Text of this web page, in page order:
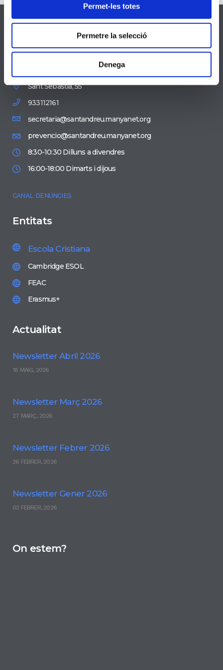
Permet-les totes
Permetre la selecció
Denega
Sant Sebastià, 55
933112161
secretaria@santandreu.manyanet.org
prevencio@santandreu.manyanet.org
8:30-10:30 Dilluns a divendres
16:00-18:00 Dimarts i dijous
CANAL DENÚNCIES
Entitats
Escola Cristiana
Cambridge ESOL
FEAC
Erasmus+
Actualitat
Newsletter Abril 2026
18 MAIG, 2026
Newsletter Març 2026
27 MARÇ, 2026
Newsletter Febrer 2026
26 FEBRER, 2026
Newsletter Gener 2026
02 FEBRER, 2026
On estem?